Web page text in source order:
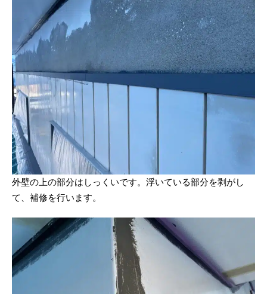
外壁の上の部分はしっくいです。浮いている部分を剥がし
て、補修を行います。